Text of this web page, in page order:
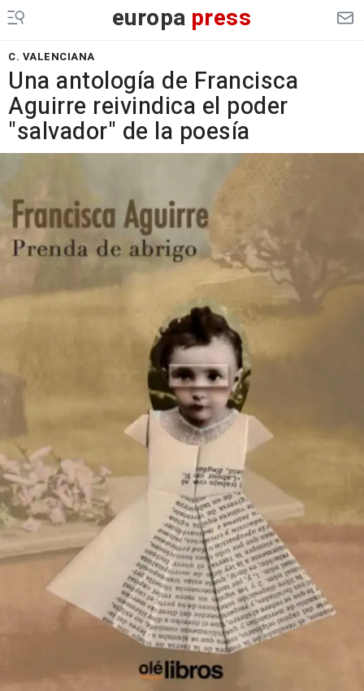
europa press
C. VALENCIANA
Una antología de Francisca
Aguirre reivindica el poder
"salvador" de la poesía